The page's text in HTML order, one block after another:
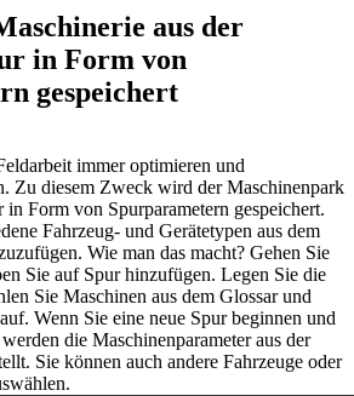
aus der
in Form von
gespeichert
immer optimieren und
Zu diesem Zweck wird der Maschinenpark
in Form von Spurparametern gespeichert.
Fahrzeug- und Gerätetypen aus dem
Wie man das macht? Gehen Sie
Sie auf Spur hinzufügen. Legen Sie die
Sie Maschinen aus dem Glossar und
Wenn Sie eine neue Spur beginnen und
die Maschinenparameter aus der
Sie können auch andere Fahrzeuge oder